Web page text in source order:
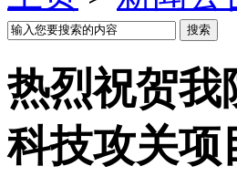
热烈祝贺我
科技攻关项